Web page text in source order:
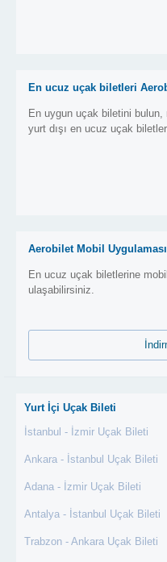
En ucuz uçak biletleri
En uygun uçak biletini bulun,
yurt dışı en ucuz uçak
Aerobilet Mobil Uygulaması
En ucuz uçak biletlerine
ulaşabilirsiniz.
Yurt İçi Uçak Bileti
İstanbul - İzmir Uçak Bileti
Ankara - İstanbul Uçak Bileti
Adana - İzmir Uçak Bileti
Antalya - İstanbul Uçak Bileti
Trabzon - Ankara Uçak Bileti